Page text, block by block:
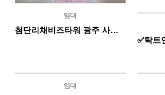
임대
첨단리채비즈타워 광주 사무실 임대 28평
임대